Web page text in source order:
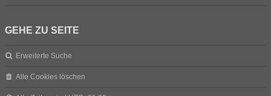
GEHE ZU SEITE
Erweiterte Suche
Alle Cookies löschen